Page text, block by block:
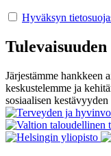
Hyväksyn
Järjestämme hankkeen
keskustelemme ja
sosiaalisen